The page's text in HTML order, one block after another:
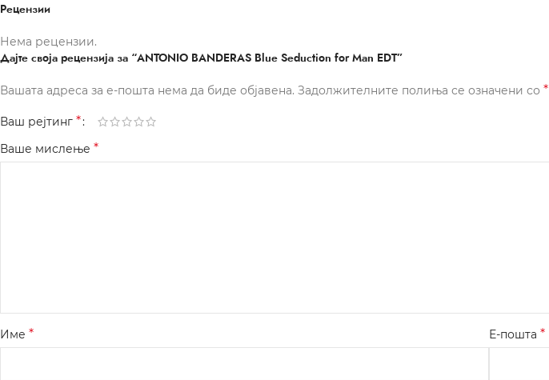
Рецензии
Нема рецензии.
Дајте своја рецензија за “ANTONIO BANDERAS Blue Seduction for Man EDT”
Вашата адреса за е-пошта нема да биде објавена. Задолжителните полиња се означени со *
Ваш рејтинг *
Ваше мислење *
Име * Е-пошта *